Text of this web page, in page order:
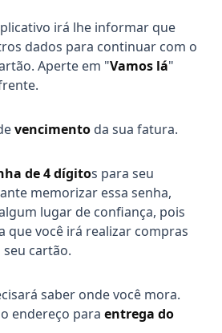
irá lhe informar que
dados para continuar com o
Aperte em "Vamos lá"
vencimento da sua fatura.
de 4 dígitos para seu
memorizar essa senha,
lugar de confiança, pois
que você irá realizar compras
cartão.
saber onde você mora.
endereço para entrega do